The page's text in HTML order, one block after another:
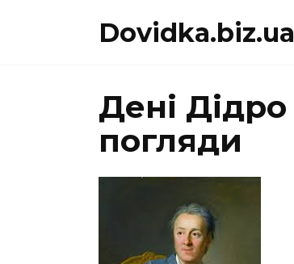
Dovidka.biz.ua
Дені Дідро
погляди